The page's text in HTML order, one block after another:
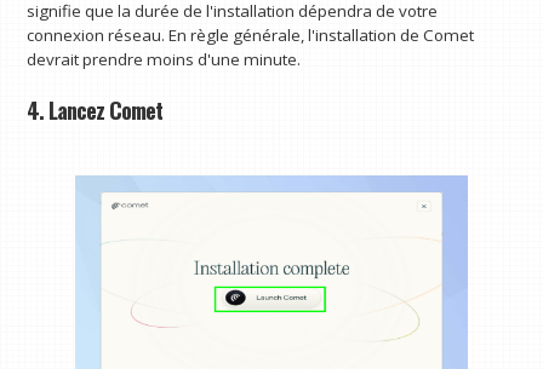
signifie que la durée de l'installation dépendra de votre
connexion réseau. En règle générale, l'installation de Comet
devrait prendre moins d'une minute.
4. Lancez Comet